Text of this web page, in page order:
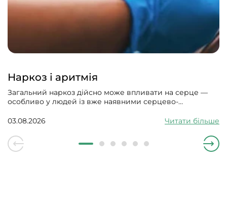
Наркоз і аритмія
Загальний наркоз дійсно може впливати на серце —
особливо у людей із вже наявними серцево-
серцевого ритму, гіпотонію, зменшити силу скорочень
03.08.2026 Читати більше